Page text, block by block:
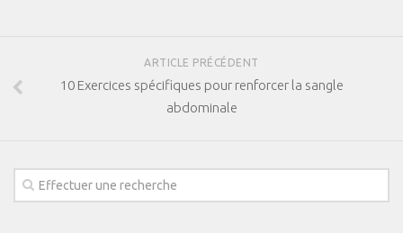
ARTICLE PRÉCÉDENT
10 Exercices spécifiques pour renforcer la sangle
abdominale